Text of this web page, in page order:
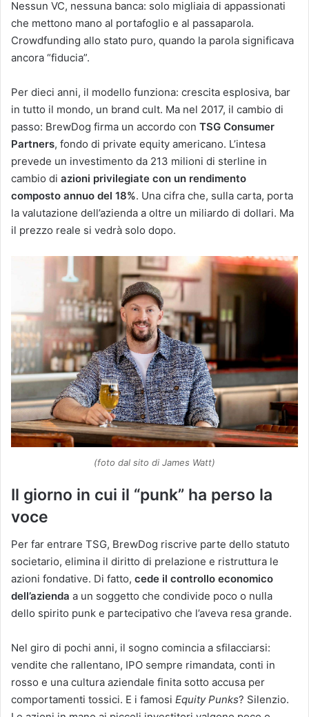
Nessun VC, nessuna banca: solo migliaia di appassionati
che mettono mano al portafoglio e al passaparola.
Crowdfunding allo stato puro, quando la parola significava
ancora “fiducia”.
Per dieci anni, il modello funziona: crescita esplosiva, bar
in tutto il mondo, un brand cult. Ma nel 2017, il cambio di
passo: BrewDog firma un accordo con TSG Consumer
Partners, fondo di private equity americano. L’intesa
prevede un investimento da 213 milioni di sterline in
cambio di azioni privilegiate con un rendimento
composto annuo del 18%. Una cifra che, sulla carta, porta
la valutazione dell’azienda a oltre un miliardo di dollari. Ma
il prezzo reale si vedrà solo dopo.
(foto dal sito di James Watt)
Il giorno in cui il “punk” ha perso la
voce
Per far entrare TSG, BrewDog riscrive parte dello statuto
societario, elimina il diritto di prelazione e ristruttura le
azioni fondative. Di fatto, cede il controllo economico
dell’azienda a un soggetto che condivide poco o nulla
dello spirito punk e partecipativo che l’aveva resa grande.
Nel giro di pochi anni, il sogno comincia a sfilacciarsi:
vendite che rallentano, IPO sempre rimandata, conti in
rosso e una cultura aziendale finita sotto accusa per
comportamenti tossici. E i famosi Equity Punks? Silenzio.